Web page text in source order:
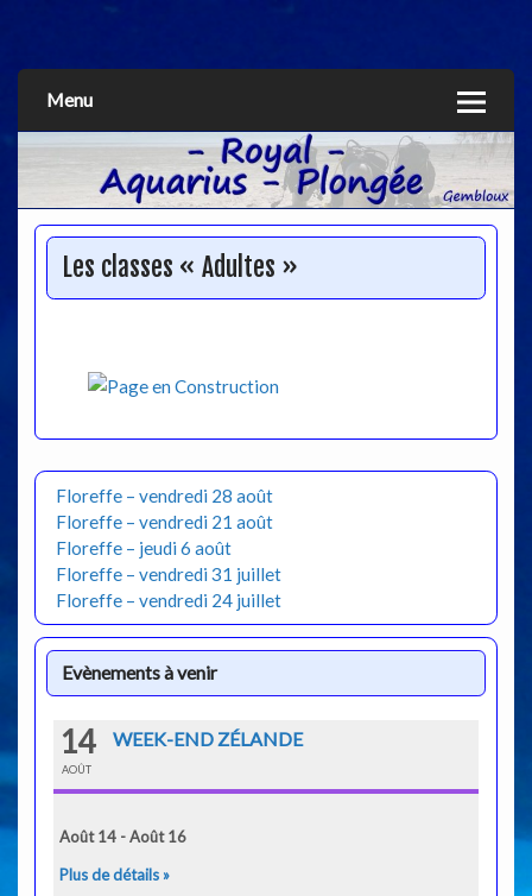
Menu
Les classes « Adultes »
Floreffe – vendredi 28 août
Floreffe – vendredi 21 août
Floreffe – jeudi 6 août
Floreffe – vendredi 31 juillet
Floreffe – vendredi 24 juillet
Evènements à venir
14
AOÛT
WEEK-END ZÉLANDE
Août 14 - Août 16
Plus de détails »